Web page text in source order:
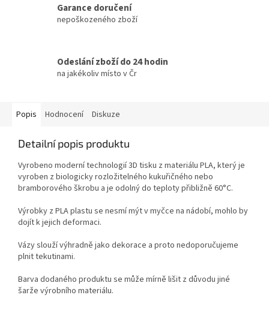
Garance doručení
nepoškozeného zboží
Odeslání zboží do 24 hodin
na jakékoliv místo v Čr
Popis Hodnocení Diskuze
Detailní popis produktu
Vyrobeno moderní technologií 3D tisku z materiálu PLA, který je
vyroben z biologicky rozložitelného kukuřičného nebo
bramborového škrobu a je odolný do teploty přibližně 60°C.
Výrobky z PLA plastu se nesmí mýt v myčce na nádobí, mohlo by
dojít k jejich deformaci.
Vázy slouží výhradně jako dekorace a proto nedoporučujeme
plnit tekutinami.
Barva dodaného produktu se může mírně lišit z důvodu jiné
šarže výrobního materiálu.